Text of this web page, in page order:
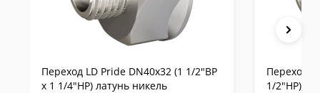
Переход LD Pride DN40х32 (1 1/2"ВР
х 1 1/4"НР) латунь никель
Переход
1/2"НР)